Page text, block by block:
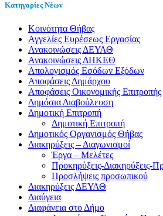
Κατηγορίες Νέων
Kοινότητα Θήβας
Αγγελίες Ευρέσεως Εργασίας
Ανακοινώσεις ΔΕΥΑΘ
Ανακοινώσεις ΔΗΚΕΘ
Απολογισμός Εσόδων Εξόδων
Αποφάσεις Δημάρχου
Αποφάσεις Οικονομικής Επιτροπής
Δημόσια Διαβούλευση
Δημοτική Επιτροπή
Δημοτική Επιτροπή
Δημοτικός Οργανισμός Θήβας
Διακηρύξεις – Διαγωνισμοί
Έργα – Μελέτες
Προκηρύξεις-Διακηρύξεις-
Προσλήψεις προσωπικού
Διακηρύξεις ΔΕΥΑΘ
Διαύγεια
Διαφάνεια στο Δήμο